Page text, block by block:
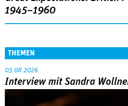
1945–1960
THEMEN
03.08.2026
Interview mit Sandra